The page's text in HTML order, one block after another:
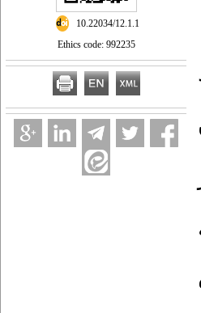
‎ 10.22034/12.1.1
Ethics code: 992235